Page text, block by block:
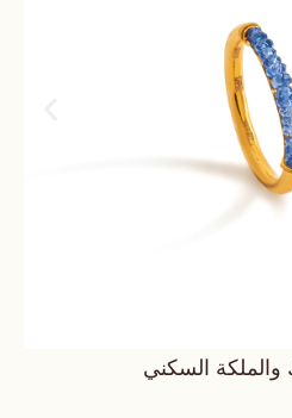
والملكة السكني